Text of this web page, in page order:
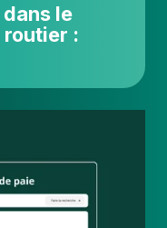
le
: